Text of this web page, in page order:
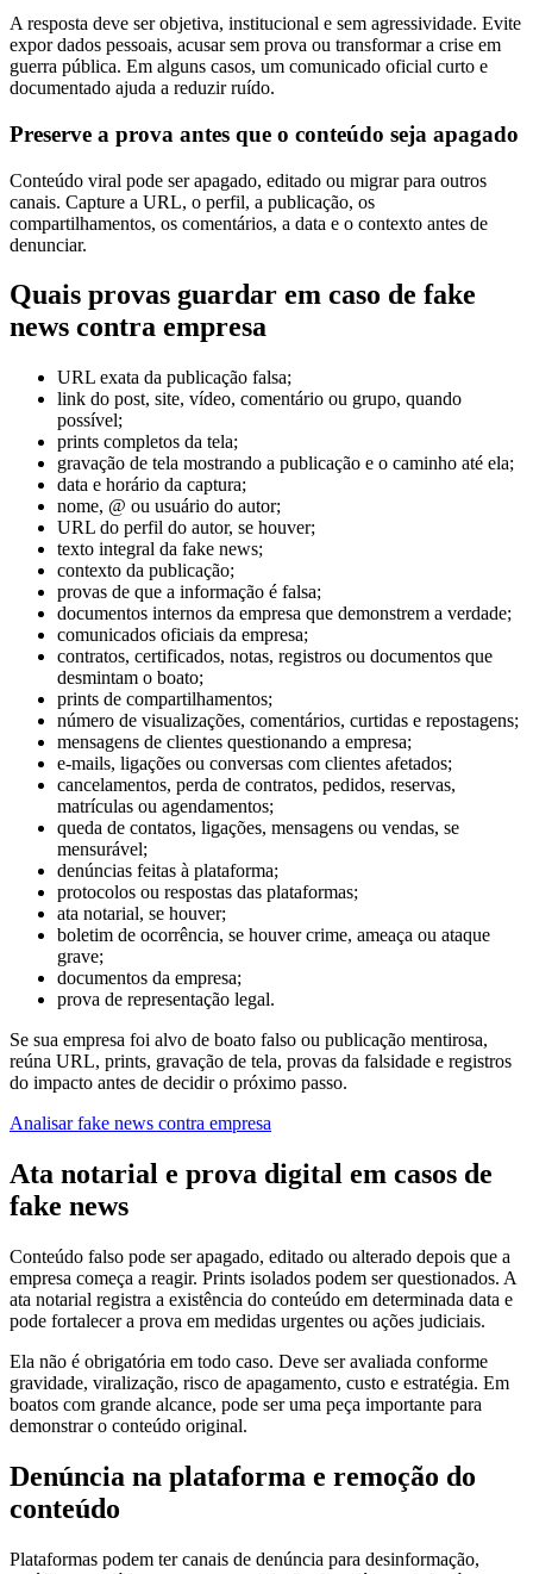
A resposta deve ser objetiva, institucional e sem agressividade. Evite
expor dados pessoais, acusar sem prova ou transformar a crise em
guerra pública. Em alguns casos, um comunicado oficial curto e
documentado ajuda a reduzir ruído.
Preserve a prova antes que o conteúdo seja apagado
Conteúdo viral pode ser apagado, editado ou migrar para outros
canais. Capture a URL, o perfil, a publicação, os
compartilhamentos, os comentários, a data e o contexto antes de
denunciar.
Quais provas guardar em caso de fake
news contra empresa
URL exata da publicação falsa;
link do post, site, vídeo, comentário ou grupo, quando
possível;
prints completos da tela;
gravação de tela mostrando a publicação e o caminho até ela;
data e horário da captura;
nome, @ ou usuário do autor;
URL do perfil do autor, se houver;
texto integral da fake news;
contexto da publicação;
provas de que a informação é falsa;
documentos internos da empresa que demonstrem a verdade;
comunicados oficiais da empresa;
contratos, certificados, notas, registros ou documentos que
desmintam o boato;
prints de compartilhamentos;
número de visualizações, comentários, curtidas e repostagens;
mensagens de clientes questionando a empresa;
e-mails, ligações ou conversas com clientes afetados;
cancelamentos, perda de contratos, pedidos, reservas,
matrículas ou agendamentos;
queda de contatos, ligações, mensagens ou vendas, se
mensurável;
denúncias feitas à plataforma;
protocolos ou respostas das plataformas;
ata notarial, se houver;
boletim de ocorrência, se houver crime, ameaça ou ataque
grave;
documentos da empresa;
prova de representação legal.
Se sua empresa foi alvo de boato falso ou publicação mentirosa,
reúna URL, prints, gravação de tela, provas da falsidade e registros
do impacto antes de decidir o próximo passo.
Analisar fake news contra empresa
Ata notarial e prova digital em casos de
fake news
Conteúdo falso pode ser apagado, editado ou alterado depois que a
empresa começa a reagir. Prints isolados podem ser questionados. A
ata notarial registra a existência do conteúdo em determinada data e
pode fortalecer a prova em medidas urgentes ou ações judiciais.
Ela não é obrigatória em todo caso. Deve ser avaliada conforme
gravidade, viralização, risco de apagamento, custo e estratégia. Em
boatos com grande alcance, pode ser uma peça importante para
demonstrar o conteúdo original.
Denúncia na plataforma e remoção do
conteúdo
Plataformas podem ter canais de denúncia para desinformação,